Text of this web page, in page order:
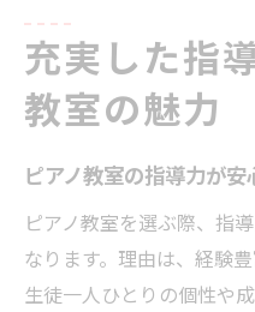
充実した指
教室の魅力
ピアノ教室の指導力が
ピアノ教室を選ぶ際、指
なります。理由は、経験
生徒一人ひとりの個性や